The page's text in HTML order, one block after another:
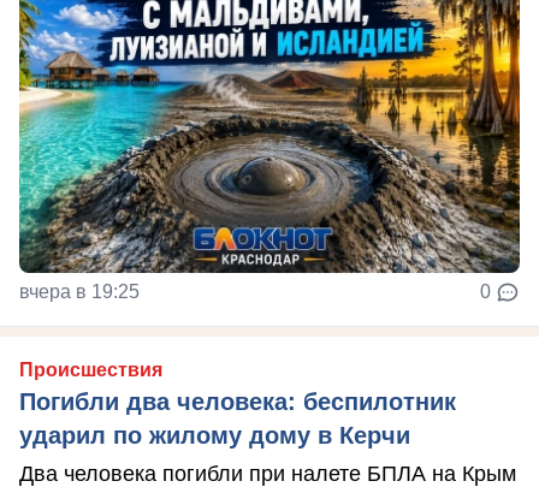
вчера в 19:25 0
Происшествия
Погибли два человека: беспилотник
ударил по жилому дому в Керчи
Два человека погибли при налете БПЛА на Крым